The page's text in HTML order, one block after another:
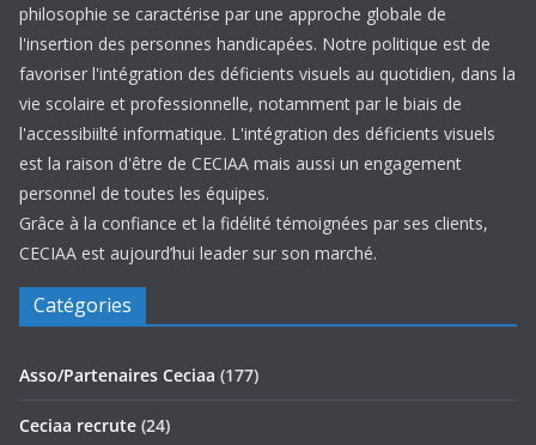
philosophie se caractérise par une approche globale de
l'insertion des personnes handicapées. Notre politique est de
favoriser l'intégration des déficients visuels au quotidien, dans la
vie scolaire et professionnelle, notamment par le biais de
l'accessibiilté informatique. L'intégration des déficients visuels
est la raison d'être de CECIAA mais aussi un engagement
personnel de toutes les équipes.
Grâce à la confiance et la fidélité témoignées par ses clients,
CECIAA est aujourd’hui leader sur son marché.
Catégories
Asso/Partenaires Ceciaa (177)
Ceciaa recrute (24)